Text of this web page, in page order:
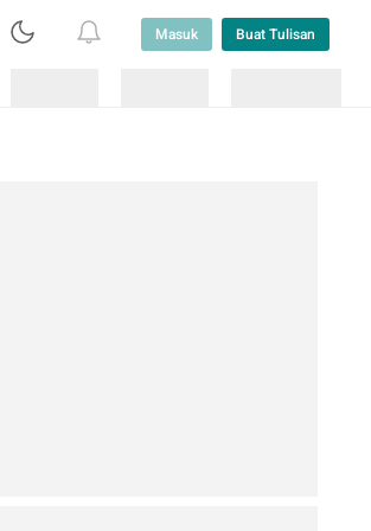
Masuk Buat Tulisan